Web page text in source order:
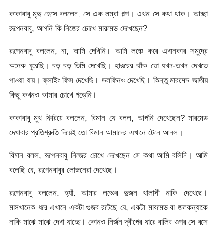
কাকাবাবু মৃদু হেসে বললেন, সে এক লম্বা গল্প। এখন সে কথা থাক। আচ্ছা
রূপেনবাবু, আপনি কি নিজের চোখে মারমেড দেখেছেন?
রূপেনবাবু বললেন, না, আমি দেখিনি। আমি লঞ্চে করে এখানকার সমুদ্রে
অনেক ঘুরেছি। বড় বড় তিমি দেখেছি। হাঙরের ঝাঁক তো যখন-তখন দেখতে
পাওয়া যায়। ফ্লাইং ফিস দেখেছি। ডলফিনও দেখেছি। কিন্তু মারমেড জাতীয়
কিছু কখনও আমার চোখে পড়েনি।
কাকাবাবু মুখ ফিরিয়ে বললেন, বিমান যে বলল, আপনি দেখেছেন? মারমেড
দেখাবার প্রতিশ্রুতি দিয়েই তো বিমান আমাদের এখানে টেনে আনল।
বিমান বলল, রূপেনবাবু নিজের চোখে দেখেছেন সে কথা আমি বলিনি। আমি
বলেছি যে, রূপেনবাবুর লোজনেরা দেখেছে।
রূপেনবাবু বললেন, হ্যাঁ, আমার লঞ্চের দুজন খালাসী নাকি দেখেছে।
মাসখানেক ধরে এখানে একটা গুজব রটেছে যে, একটা মারমেড বা জলকন্যাকে
নাকি মাঝে মাঝে দেখা যাচ্ছে। কোনও নির্জন দ্বীপের ধারে বালির ওপর সে বসে